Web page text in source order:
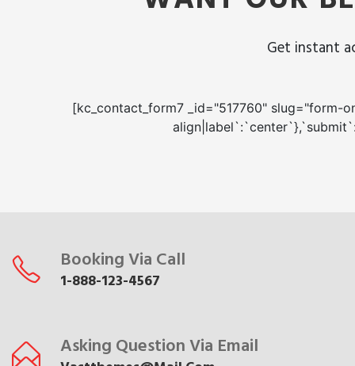
Get instant
[kc_contact_form7 _id="517760"
Booking Via Call
1-888-123-4567
Asking Question Via Email